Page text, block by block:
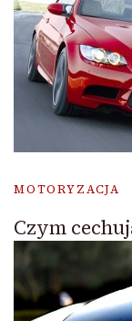
MOTORYZACJA
Czym